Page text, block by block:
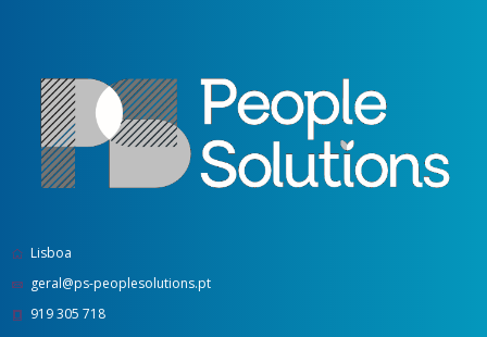
Lisboa
geral@ps-peoplesolutions.pt
919 305 718